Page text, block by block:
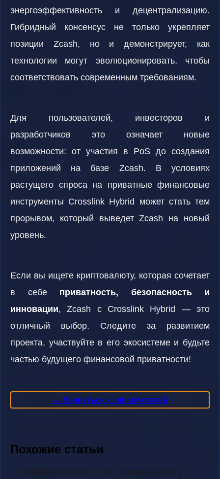
энергоэффективность и децентрализацию.
Гибридный консенсус не только укрепляет
позиции Zcash, но и демонстрирует, как
технологии могут эволюционировать, чтобы
соответствовать современным требованиям.
Для пользователей, инвесторов и
разработчиков это означает новые
возможности: от участия в PoS до создания
приложений на базе Zcash. В условиях
растущего спроса на приватные финансовые
инструменты Crosslink Hybrid может стать тем
прорывом, который выведет Zcash на новый
уровень.
Если вы ищете криптовалюту, которая сочетает
в себе приватность, безопасность и
инновации, Zcash с Crosslink Hybrid — это
отличный выбор. Следите за развитием
проекта, участвуйте в его экосистеме и будьте
частью будущего финансовой приватности!
← Вернуться к списку статей
Похожие статьи
→ Мейнтейнер Bitcoin Core: Псевдонимность и